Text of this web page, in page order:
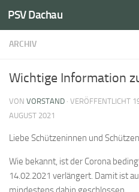
Unter dem Inhalt
PSV Dachau
ARCHIV
Wichtige Information
VON VORSTAND · VERÖFFENTLICHT
AUGUST 2021
Liebe Schützeninnen und Schützen
Wie bekannt, ist der Corona
14.02.2021 verlängert. Damit ist